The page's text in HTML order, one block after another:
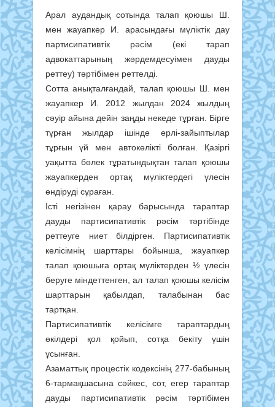
Арал аудандық сотында талап қоюшы Ш.
мен жауапкер И. арасындағы мүліктік дау
партисипативтік рәсім (екі тарап
адвокаттарының жәрдемдесуімен дауды
реттеу) тәртібімен реттелді.
Сотта анықталғандай, талап қоюшы Ш. мен
жауапкер И. 2012 жылдан 2024 жылдың
сәуір айына дейін заңды некеде тұрған. Бірге
тұрған жылдар ішінде ерлі-зайыптылар
тұрғын үй мен автокөлікті болған. Қазіргі
уақытта бөлек тұратындықтан талап қоюшы
жауапкерден ортақ мүліктердегі үлесін
өндіруді сұраған.
Істі негізінен қарау барысында тараптар
дауды партисипативтік рәсім тәртібінде
реттеуге ниет білдірген. Партисипативтік
келісімнің шарттары бойынша, жауапкер
талап қоюшыға ортақ мүліктерден ½ үлесін
беруге міндеттенген, ал талап қоюшы келісім
шарттарын қабылдап, талабынан бас
тартқан.
Партисипативтік келісімге тараптардың
өкілдері қол қойып, сотқа бекіту үшін
ұсынған.
Азаматтық процестік кодексінің 277-бабының
6-тармақшасына сәйкес, сот, егер тараптар
дауды партисипативтік рәсім тәртібімен